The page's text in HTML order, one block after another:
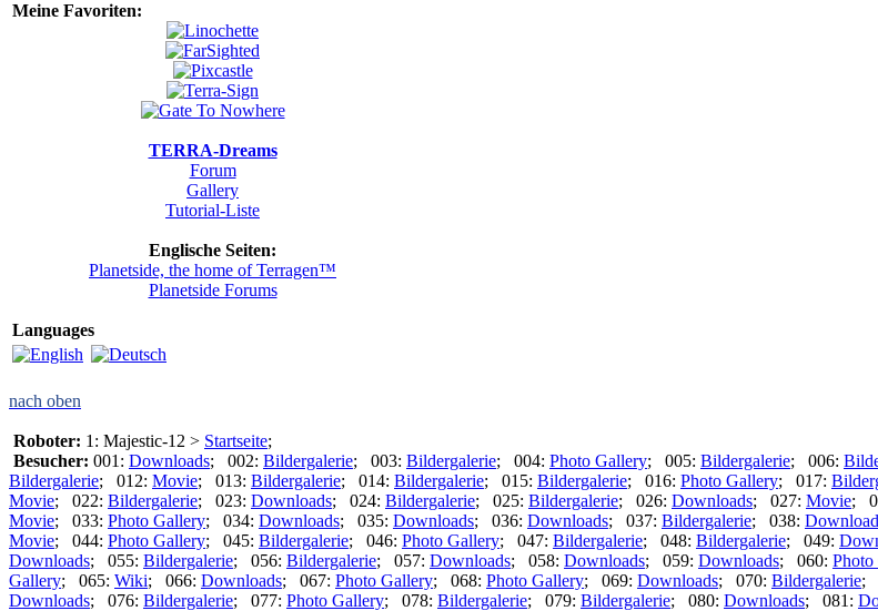
Meine Favoriten:
TERRA-Dreams
Forum
Gallery
Tutorial-Liste
Englische Seiten:
Planetside, the home of Terragen™
Planetside Forums
Languages
nach oben
Roboter: 1: Majestic-12 > Startseite;
Besucher: 001: Downloads; 002: Bildergalerie; 003: Bildergalerie; 004: Photo Gallery; 005: Bildergalerie; 006:
Bildergalerie; 012: Movie; 013: Bildergalerie; 014: Bildergalerie; 015: Bildergalerie; 016: Photo Gallery; 017:
Movie; 022: Bildergalerie; 023: Downloads; 024: Bildergalerie; 025: Bildergalerie; 026: Downloads; 027: Movie;
Movie; 033: Photo Gallery; 034: Downloads; 035: Downloads; 036: Downloads; 037: Bildergalerie; 038:
Movie; 044: Photo Gallery; 045: Bildergalerie; 046: Photo Gallery; 047: Bildergalerie; 048: Bildergalerie; 049:
Downloads; 055: Bildergalerie; 056: Bildergalerie; 057: Downloads; 058: Downloads; 059: Downloads; 060:
Gallery; 065: Wiki; 066: Downloads; 067: Photo Gallery; 068: Photo Gallery; 069: Downloads; 070: Bildergalerie;
Downloads; 076: Bildergalerie; 077: Photo Gallery; 078: Bildergalerie; 079: Bildergalerie; 080: Downloads; 081: